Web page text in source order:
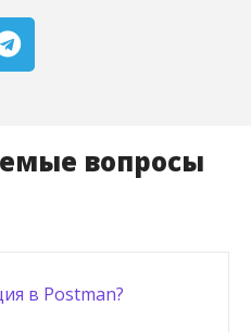
вопросы
в Postman?